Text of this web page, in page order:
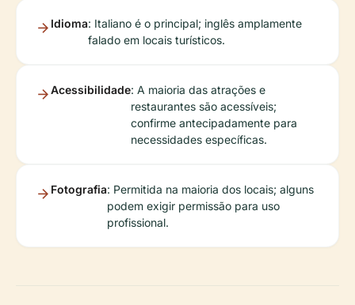
Idioma: Italiano é o principal; inglês amplamente
falado em locais turísticos.
Acessibilidade: A maioria das atrações e
restaurantes são acessíveis;
confirme antecipadamente para
necessidades específicas.
Fotografia: Permitida na maioria dos locais; alguns
podem exigir permissão para uso
profissional.